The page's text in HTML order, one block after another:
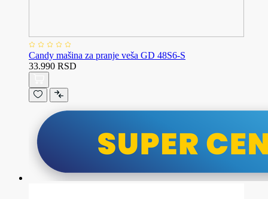
Candy mašina za pranje veša GD 48S6-S
33.990 RSD